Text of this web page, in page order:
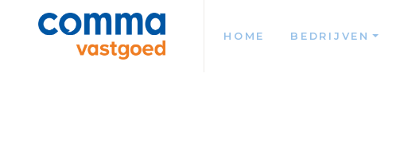
HOME BEDRIJVEN